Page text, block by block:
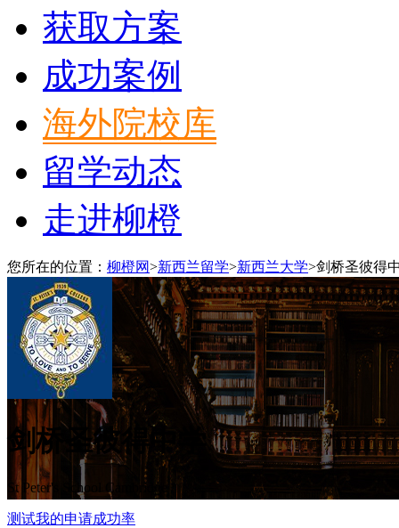
获取方案
成功案例
海外院校库
留学动态
走进柳橙
您所在的位置： 柳橙网>新西兰留学>新西兰大学>剑桥圣彼得
剑桥圣彼得中学
St Peter's School Cambridge
测试我的申请成功率